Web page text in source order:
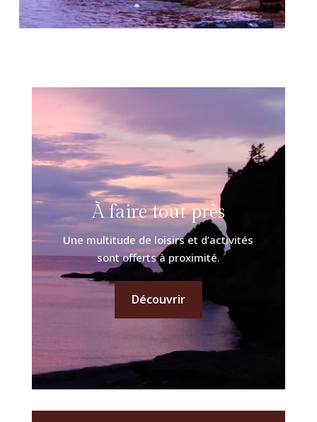
À faire tout près
Une multitude de loisirs et d’activités
sont offerts à proximité.
Découvrir